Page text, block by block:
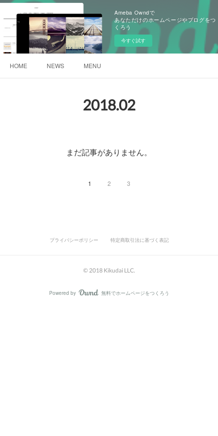
Ameba Owndで
あなただけのホームページやブログをつ
くろう
今すぐ試す
HOME NEWS MENU
2018.02
まだ記事がありません。
1 2 3
プライバシーポリシー 特定商取引法に基づく表記
© 2018 Kikudai LLC.
Powered by AmebaOwnd
無料でホームページをつくろう